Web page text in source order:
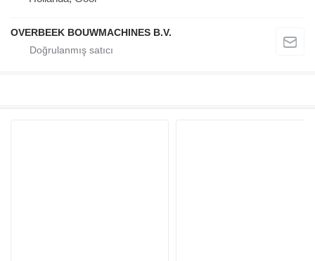
OVERBEEK BOUWMACHINES B.V.